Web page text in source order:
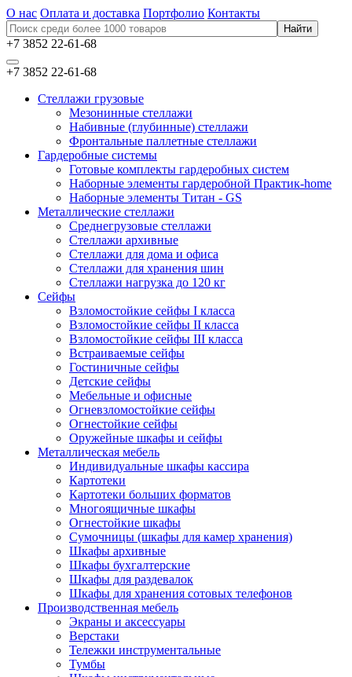
О нас Оплата и доставка Портфолио Контакты
+7 3852 22-61-68
+7 3852 22-61-68
Стеллажи грузовые
Мезонинные стеллажи
Набивные (глубинные) стеллажи
Фронтальные паллетные стеллажи
Гардеробные системы
Готовые комплекты гардеробных систем
Наборные элементы гардеробной Практик-home
Наборные элементы Титан - GS
Металлические стеллажи
Среднегрузовые стеллажи
Стеллажи архивные
Стеллажи для дома и офиса
Стеллажи для хранения шин
Стеллажи нагрузка до 120 кг
Сейфы
Взломостойкие сейфы I класса
Взломостойкие сейфы II класса
Взломостойкие сейфы III класса
Встраиваемые сейфы
Гостиничные сейфы
Детские сейфы
Мебельные и офисные
Огневзломостойкие сейфы
Огнестойкие сейфы
Оружейные шкафы и сейфы
Металлическая мебель
Индивидуальные шкафы кассира
Картотеки
Картотеки больших форматов
Многоящичные шкафы
Огнестойкие шкафы
Сумочницы (шкафы для камер хранения)
Шкафы архивные
Шкафы бухгалтерские
Шкафы для раздевалок
Шкафы для хранения сотовых телефонов
Производственная мебель
Экраны и аксессуары
Верстаки
Тележки инструментальные
Тумбы